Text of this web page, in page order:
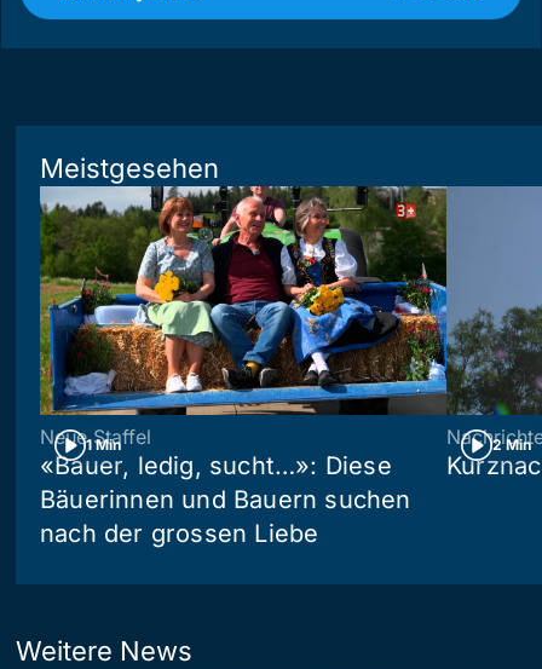
Meistgesehen
1 Min
Neue Staffel
«Bauer, ledig, sucht…»: Diese
Bäuerinnen und Bauern suchen
nach der grossen Liebe
2 Min
Weitere News